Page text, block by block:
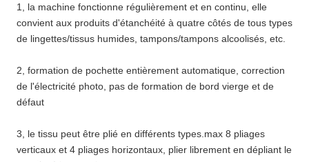
1, la machine fonctionne régulièrement et en continu, elle
convient aux produits d'étanchéité à quatre côtés de tous types
de lingettes/tissus humides, tampons/tampons alcoolisés, etc.
2, formation de pochette entièrement automatique, correction
de l'électricité photo, pas de formation de bord vierge et de
défaut
3, le tissu peut être plié en différents types.max 8 pliages
verticaux et 4 pliages horizontaux, plier librement en dépliant le